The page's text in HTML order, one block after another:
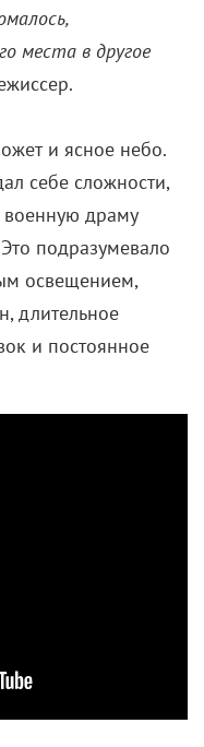
про
Главный герой,
важные